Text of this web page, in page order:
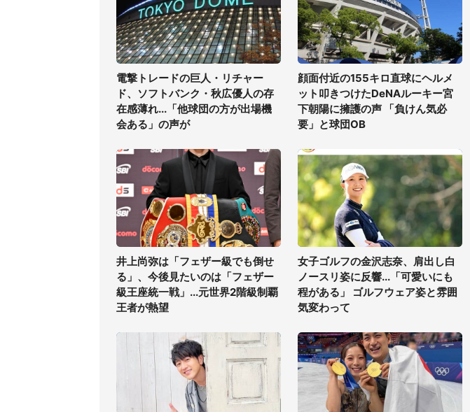
電撃トレードの巨人・リチャー
ド、ソフトバンク・秋広優人の存
在感薄れ...「他球団の方が出場機
会ある」の声が
顔面付近の155キロ直球にヘルメ
ット叩きつけたDeNAルーキー宮
下朝陽に擁護の声 「負けん気必
要」と球団OB
井上尚弥は「フェザー級でも倒せ
る」、今後見たいのは「フェザー
級王座統一戦」...元世界2階級制覇
王者が熱望
女子ゴルフの金沢志奈、肩出し白
ノースリ姿に反響...「可愛いにも
程がある」 ゴルフウェア姿と雰囲
気変わって